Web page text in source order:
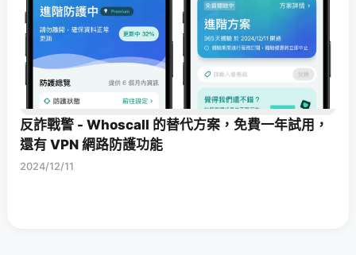
反詐戰警 - Whoscall 的替代方案，免費一年試用，
還有 VPN 網路防護功能
2024/12/11